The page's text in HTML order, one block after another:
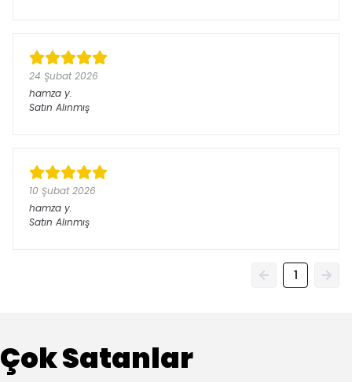
24 Şubat 2026
hamza y.
Satın Alınmış
10 Şubat 2026
hamza y.
Satın Alınmış
1
Çok Satanlar